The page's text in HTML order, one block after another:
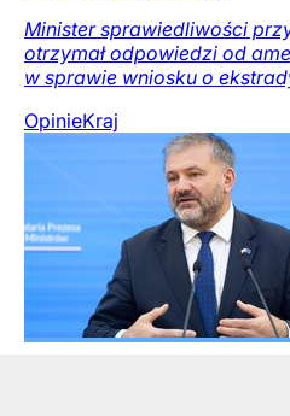
Minister sprawiedliwości
otrzymał odpowiedzi od
w sprawie wniosku o
OpinieKraj